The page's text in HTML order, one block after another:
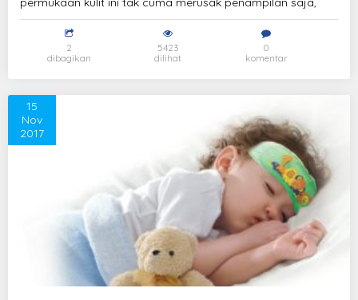
2
dibagikan
5423
dilihat
0
komentar
15
Nov
2017